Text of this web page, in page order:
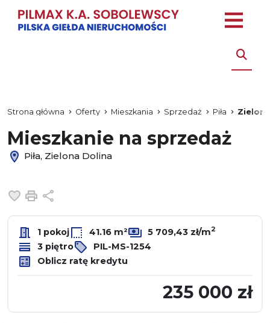
Strona główna Oferty Mieszkania Sprzedaż Piła
Mieszkanie na sprzedaż
Piła, Zielona Dolina
Dodaj do ulubionych
Drukuj
1 pokoj 41.16 m² 5 709,43 zł/m2
3 piętro
PIL-MS-1254
Oblicz ratę kredytu
235 000 zł